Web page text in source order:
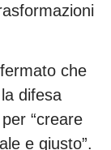
che
difesa
“creare
e giusto”.